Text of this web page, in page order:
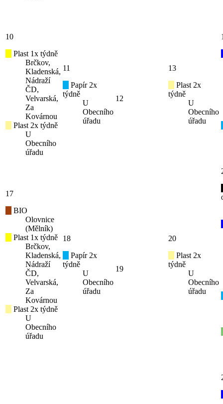
10
Plast 1x týdně
Brčkov,
Kladenská,
Nádraží
ČD,
Velvarská,
Za
Kovárnou
Plast 2x týdně
U
Obecního
úřadu
11
Papír 2x
týdně
U
Obecního
úřadu
12
13
Plast 2x
týdně
U
Obecního
úřadu
17
BIO
Olovnice
(Mělník)
Plast 1x týdně
Brčkov,
Kladenská,
Nádraží
ČD,
Velvarská,
Za
Kovárnou
Plast 2x týdně
U
Obecního
úřadu
18
Papír 2x
týdně
U
Obecního
úřadu
19
20
Plast 2x
týdně
U
Obecního
úřadu